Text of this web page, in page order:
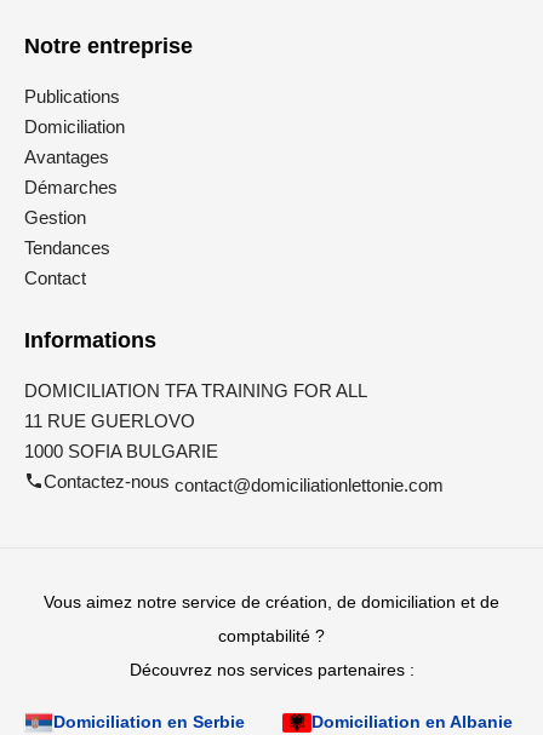
Notre entreprise
Publications
Domiciliation
Avantages
Démarches
Gestion
Tendances
Contact
Informations
DOMICILIATION TFA TRAINING FOR ALL
11 RUE GUERLOVO
1000 SOFIA BULGARIE
Contactez-nous contact@domiciliationlettonie.com
Vous aimez notre service de création, de domiciliation et de
comptabilité ?
Découvrez nos services partenaires :
Domiciliation en Serbie Domiciliation en Albanie